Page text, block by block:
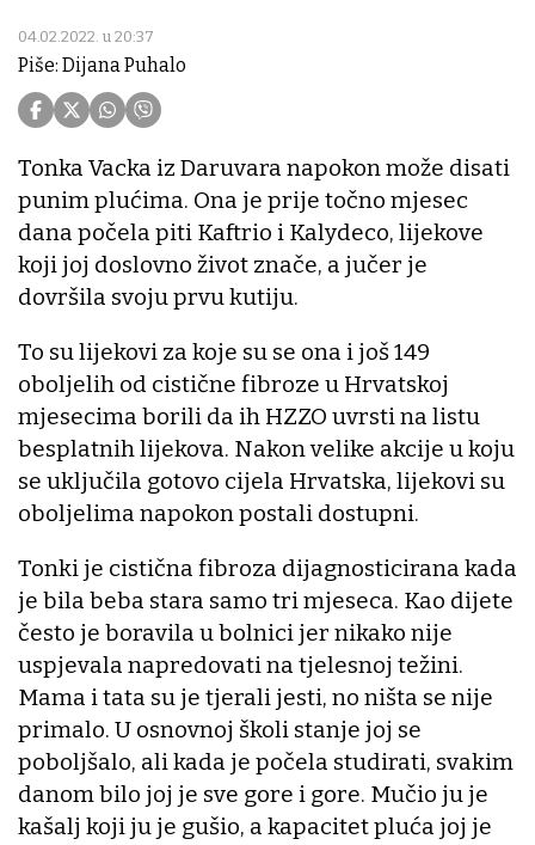
04.02.2022. u 20:37
Piše: Dijana Puhalo
Tonka Vacka iz Daruvara napokon može disati
punim plućima. Ona je prije točno mjesec
dana počela piti Kaftrio i Kalydeco, lijekove
koji joj doslovno život znače, a jučer je
dovršila svoju prvu kutiju.
To su lijekovi za koje su se ona i još 149
oboljelih od cistične fibroze u Hrvatskoj
mjesecima borili da ih HZZO uvrsti na listu
besplatnih lijekova. Nakon velike akcije u koju
se uključila gotovo cijela Hrvatska, lijekovi su
oboljelima napokon postali dostupni.
Tonki je cistična fibroza dijagnosticirana kada
je bila beba stara samo tri mjeseca. Kao dijete
često je boravila u bolnici jer nikako nije
uspjevala napredovati na tjelesnoj težini.
Mama i tata su je tjerali jesti, no ništa se nije
primalo. U osnovnoj školi stanje joj se
poboljšalo, ali kada je počela studirati, svakim
danom bilo joj je sve gore i gore. Mučio ju je
kašalj koji ju je gušio, a kapacitet pluća joj je